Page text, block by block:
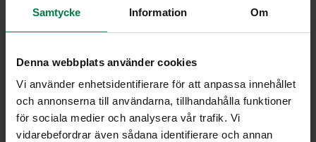
Samtycke Information Om
Denna webbplats använder cookies
Vi använder enhetsidentifierare för att anpassa innehållet
och annonserna till användarna, tillhandahålla funktioner
för sociala medier och analysera vår trafik. Vi
vidarebefordrar även sådana identifierare och annan
rkl ohra- tai maissitärkkelysjauhoa
ohuiksi viipaleiksi. Leikkaa
juurekset ja kaali mahdollisimman ohuiksi suikaleiksi.
Paista broilerisuikaleet kahdessa erässä padassa tai
pannulla.